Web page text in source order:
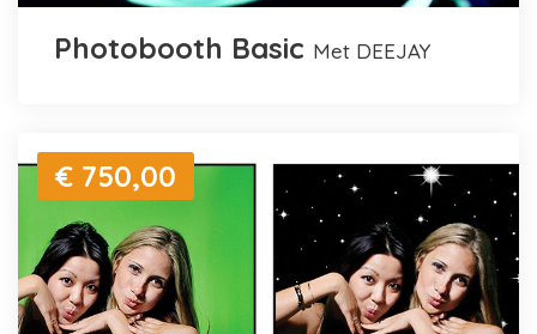
Photobooth Basic met DEEJAY
€ 750,00